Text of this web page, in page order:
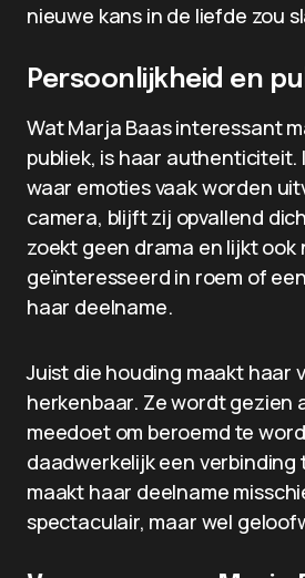
nieuwe kans in de liefde zou
Persoonlijkheid en
Wat Marja Baas interessant
publiek, is haar authenticiteit.
waar emoties vaak worden
camera, blijft zij opvallend
zoekt geen drama en lijkt ook
geïnteresseerd in roem of
haar deelname.
Juist die houding maakt haar
herkenbaar. Ze wordt gezien
meedoet om beroemd te
daadwerkelijk een verbinding
maakt haar deelname
spectaculair, maar wel